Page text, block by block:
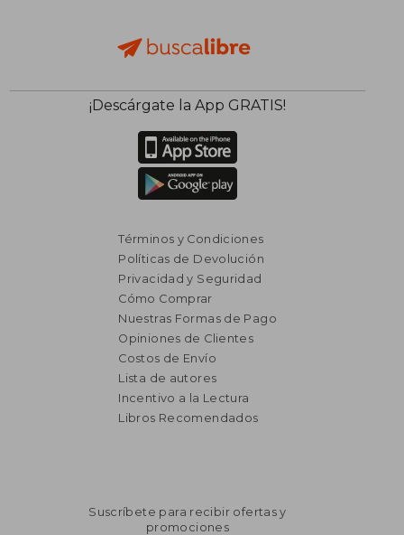
$ 3.294
$ 1.647
¡Descárgate la App GRATIS!
Términos y Condiciones
Políticas de Devolución
Privacidad y Seguridad
Cómo Comprar
Nuestras Formas de Pago
Opiniones de Clientes
Costos de Envío
Lista de autores
Incentivo a la Lectura
Libros Recomendados
Suscríbete para recibir ofertas y
promociones